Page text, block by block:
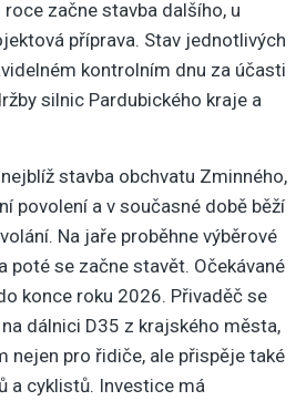
začne stavba dalšího, u
příprava. Stav jednotlivých
kontrolním dnu za účasti
silnic Pardubického kraje a
stavba obchvatu Zminného,
povolení a v současné době běží
Na jaře proběhne výběrové
poté se začne stavět. Očekávané
konce roku 2026. Přivaděč se
dálnici D35 z krajského města,
nejen pro řidiče, ale přispěje také
a cyklistů. Investice má